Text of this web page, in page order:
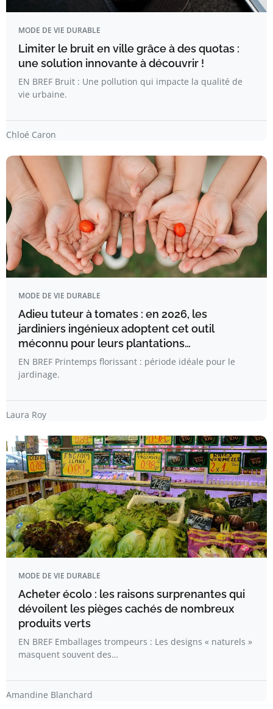
MODE DE VIE DURABLE
Limiter le bruit en ville grâce à des quotas :
une solution innovante à découvrir !
EN BREF Bruit : Une pollution qui impacte la qualité de
vie urbaine.
Chloé Caron
MODE DE VIE DURABLE
Adieu tuteur à tomates : en 2026, les
jardiniers ingénieux adoptent cet outil
méconnu pour leurs plantations…
EN BREF Printemps florissant : période idéale pour le
jardinage.
Laura Roy
MODE DE VIE DURABLE
Acheter écolo : les raisons surprenantes qui
dévoilent les pièges cachés de nombreux
produits verts
EN BREF Emballages trompeurs : Les designs « naturels »
masquent souvent des…
Amandine Blanchard